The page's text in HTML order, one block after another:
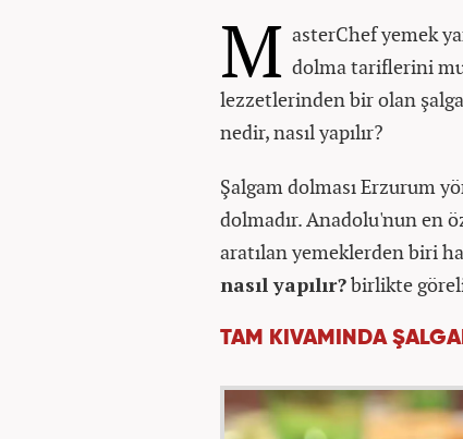
M asterChef yemek
dolma tariflerini
lezzetlerinden bir olan
nedir, nasıl yapılır?
Şalgam dolması Erzurum
dolmadır. Anadolu'nun en
aratılan yemeklerden biri
nasıl yapılır?birlikte
TAM KIVAMINDA